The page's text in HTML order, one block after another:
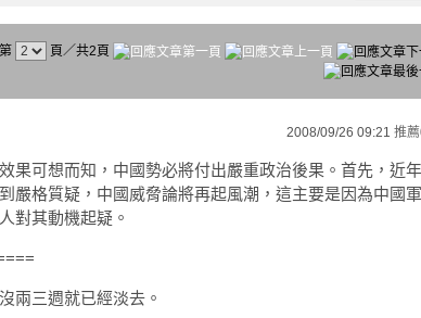
第 頁／共2頁
2008/09/26 09:21 推薦
果可想而知，中國勢必將付出嚴重政治後果。首先，近年
嚴格質疑，中國威脅論將再起風潮，這主要是因­為中國軍
對其動機起疑。
兩三週就已經淡去。